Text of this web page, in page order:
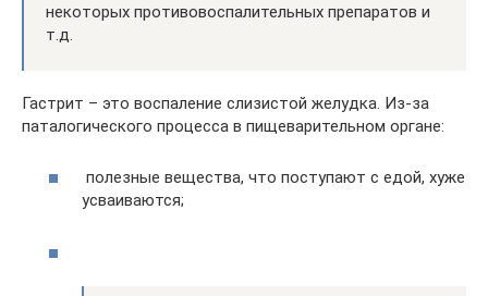
некоторых противовоспалительных препаратов и
т.д.
Гастрит – это воспаление слизистой желудка. Из-за
паталогического процесса в пищеварительном органе:
полезные вещества, что поступают с едой, хуже
усваиваются;